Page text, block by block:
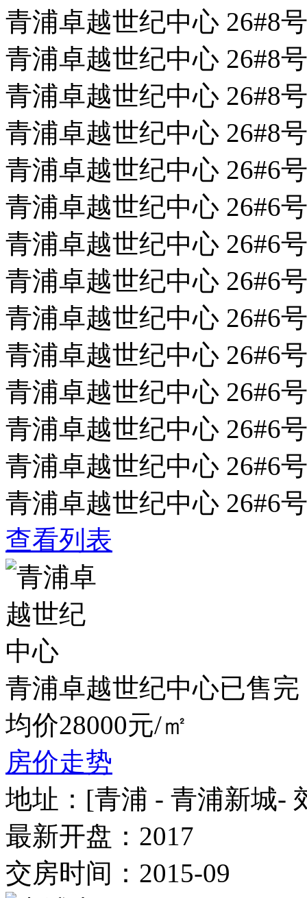
青浦卓越世纪中心 26#8
青浦卓越世纪中心 26#8
青浦卓越世纪中心 26#8
青浦卓越世纪中心 26#8
青浦卓越世纪中心 26#6
青浦卓越世纪中心 26#6
青浦卓越世纪中心 26#6
青浦卓越世纪中心 26#6
青浦卓越世纪中心 26#6
青浦卓越世纪中心 26#6
青浦卓越世纪中心 26#6
青浦卓越世纪中心 26#6
青浦卓越世纪中心 26#6
青浦卓越世纪中心 26#6
查看列表
青浦卓越世纪中心已售
均价28000元/㎡
房价走势
地址： [青浦 - 青浦新城-
最新开盘： 2017
交房时间： 2015-09